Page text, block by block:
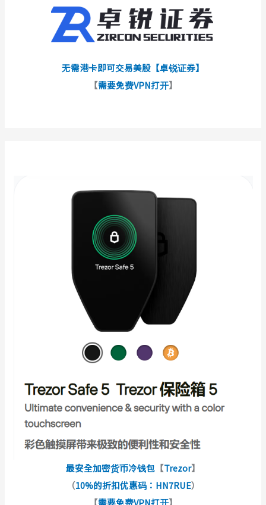
无需港卡即可交易美股【卓锐证券】
【需要免费VPN打开】
最安全加密货币冷钱包 【Trezor】
（10%的折扣优惠码：HN7RUE）